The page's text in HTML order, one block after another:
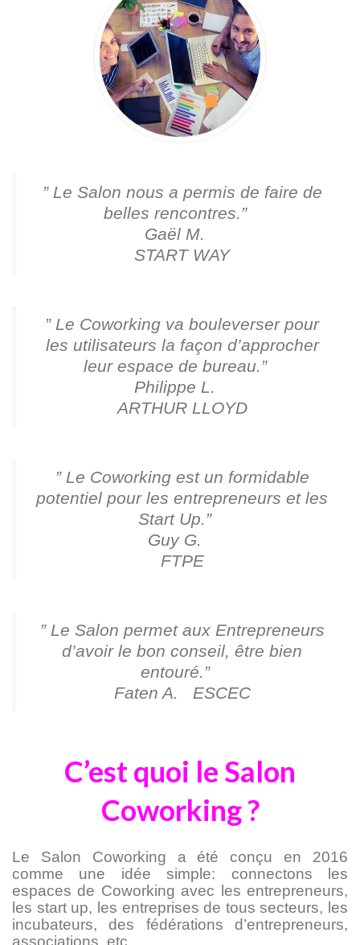
” Le Salon nous a permis de faire de
belles rencontres.”
Gaël M.
START WAY
” Le Coworking va bouleverser pour
les utilisateurs la façon d’approcher
leur espace de bureau.”
Philippe L.
ARTHUR LLOYD
” Le Coworking est un formidable
potentiel pour les entrepreneurs et les
Start Up.”
Guy G.
FTPE
” Le Salon permet aux Entrepreneurs
d’avoir le bon conseil, être bien
entouré.”
Faten A. ESCEC
C’est quoi le Salon
Coworking ?
Le Salon Coworking a été conçu en 2016
comme une idée simple: connectons les
espaces de Coworking avec les entrepreneurs,
les start up, les entreprises de tous secteurs, les
incubateurs, des fédérations d’entrepreneurs,
associations, etc.